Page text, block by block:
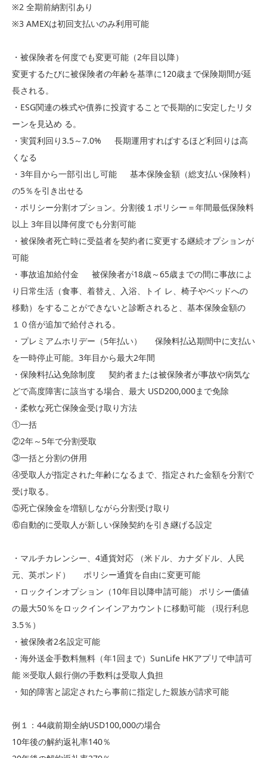
※2 全期前納割引あり
※3 AMEXは初回支払いのみ利用可能
・被保険者を何度でも変更可能（2年目以降）
変更するたびに被保険者の年齢を基準に120歳まで保険期間が延
長される。
・ESG関連の株式や債券に投資することで長期的に安定したリタ
ーンを見込め る。
・実質利回り3.5～7.0%
長期運用すればするほど利回りは高
くなる
・3年目から一部引出し可能
基本保険金額（総支払い保険料）
の5％を引き出せる
・ポリシー分割オプション。分割後１ポリシー＝年間最低保険料
以上 3年目以降何度でも分割可能
・被保険者死亡時に受益者を契約者に変更する継続オプションが
可能
・事故追加給付金
被保険者が18歳～65歳までの間に事故によ
り日常生活（食事、着替え、入浴、トイ レ、椅子やベッドへの
移動）をすることができないと診断されると、基本保険金額の
１０倍が追加で給付される。
・プレミアムホリデー（5年払い）
保険料払込期間中に支払い
を一時停止可能。3年目から最大2年間
・保険料払込免除制度
契約者または被保険者が事故や病気な
どで高度障害に該当する場合、最大 USD200,000まで免除
・柔軟な死亡保険金受け取り方法
①一括
②2年～5年で分割受取
③一括と分割の併用
④受取人が指定された年齢になるまで、指定された金額を分割で
受け取る。
⑤死亡保険金を増額しながら分割受け取り
⑥自動的に受取人が新しい保険契約を引き継げる設定
・マルチカレンシー、4通貨対応 （米ドル、カナダドル、人民
元、英ポンド）
ポリシー通貨を自由に変更可能
・ロックインオプション（10年目以降申請可能） ポリシー価値
の最大50％をロックインインアカウントに移動可能 （現行利息
3.5％）
・被保険者2名設定可能
・海外送金手数料無料（年1回まで）SunLife HKアプリで申請可
能 ※受取人銀行側の手数料は受取人負担
・知的障害と認定されたら事前に指定した親族が請求可能
例１：44歳前期全納USD100,000の場合
10年後の解約返礼率140％